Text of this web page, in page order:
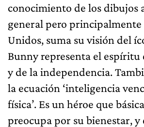
conocimiento de los dibujos
general pero principalmente
Unidos, suma su visión del
Bunny representa el espíritu
y de la independencia.
la ecuación ‘inteligencia
física’. Es un héroe que
preocupa por su bienestar, y